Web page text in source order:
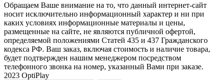
Обращаем Ваше внимание на то, что данный интернет-сайт
носит исключительно информационный характер и ни при
каких условиях информационные материалы и цены,
размещенные на сайте, не являются публичной офертой,
определяемой положениями Статей 435 и 437 Гражданского
кодекса РФ. Ваш заказ, включая стоимость и наличие товара,
будет подтвержден нашим менеджером посредством
телефонного звонка на номер, указанный Вами при заказе.
2023 OptiPlay